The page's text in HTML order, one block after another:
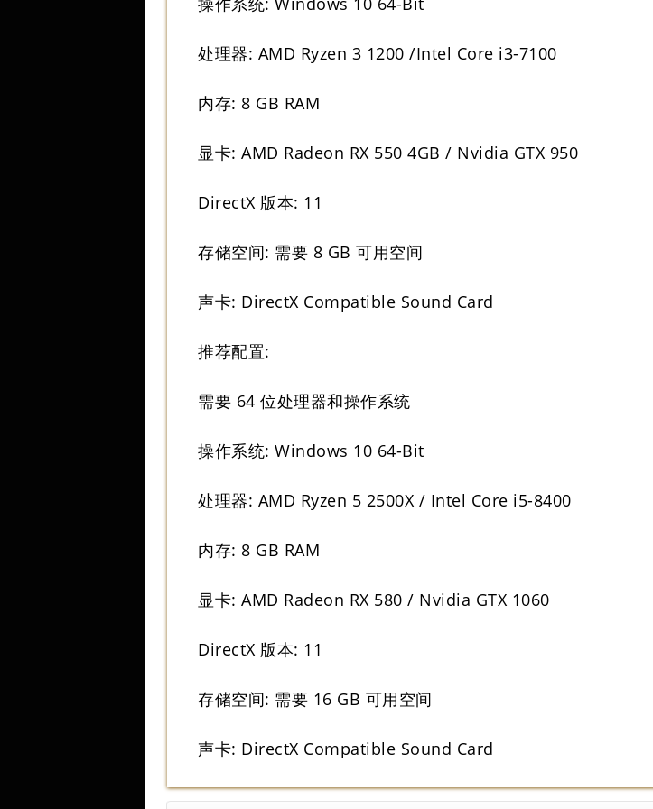
处理器: AMD Ryzen 3 1200 /Intel Core i3-7100
内存: 8 GB RAM
显卡: AMD Radeon RX 550 4GB / Nvidia GTX 950
DirectX 版本: 11
存储空间: 需要 8 GB 可用空间
声卡: DirectX Compatible Sound Card
推荐配置:
需要 64 位处理器和操作系统
操作系统: Windows 10 64-Bit
处理器: AMD Ryzen 5 2500X / Intel Core i5-8400
内存: 8 GB RAM
显卡: AMD Radeon RX 580 / Nvidia GTX 1060
DirectX 版本: 11
存储空间: 需要 16 GB 可用空间
声卡: DirectX Compatible Sound Card